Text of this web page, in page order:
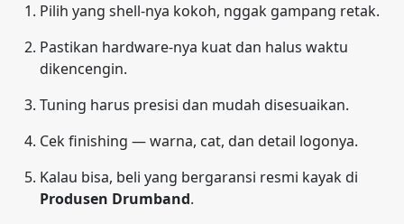
Pilih yang shell-nya kokoh, nggak gampang retak.
Pastikan hardware-nya kuat dan halus waktu
dikencengin.
Tuning harus presisi dan mudah disesuaikan.
Cek finishing — warna, cat, dan detail logonya.
Kalau bisa, beli yang bergaransi resmi kayak di
Produsen Drumband.